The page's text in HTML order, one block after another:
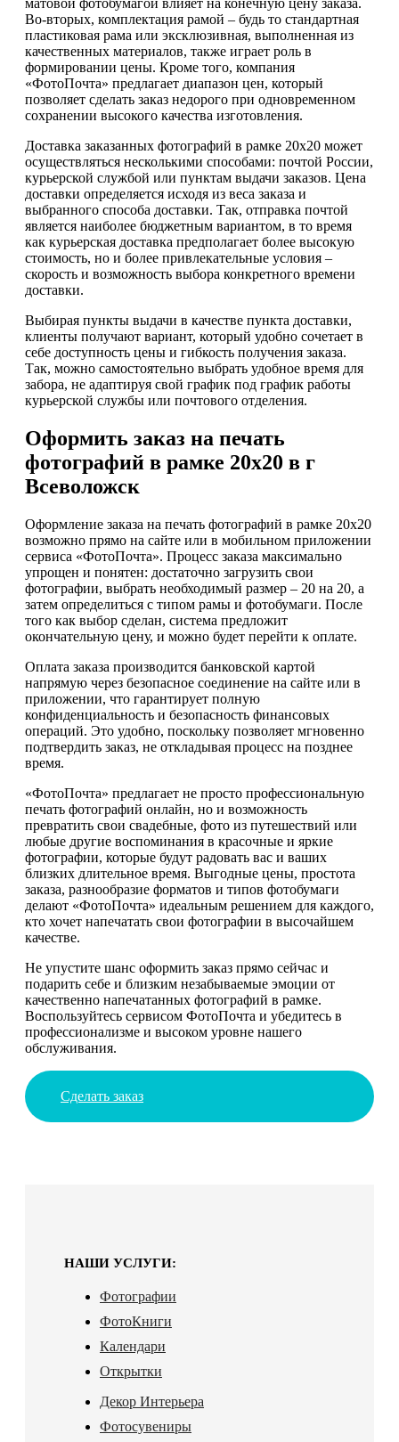
матовой фотобумагой влияет на конечную цену заказа.
Во-вторых, комплектация рамой – будь то стандартная
пластиковая рама или эксклюзивная, выполненная из
качественных материалов, также играет роль в
формировании цены. Кроме того, компания
«ФотоПочта» предлагает диапазон цен, который
позволяет сделать заказ недорого при одновременном
сохранении высокого качества изготовления.
Доставка заказанных фотографий в рамке 20х20 может
осуществляться несколькими способами: почтой России,
курьерской службой или пунктам выдачи заказов. Цена
доставки определяется исходя из веса заказа и
выбранного способа доставки. Так, отправка почтой
является наиболее бюджетным вариантом, в то время
как курьерская доставка предполагает более высокую
стоимость, но и более привлекательные условия –
скорость и возможность выбора конкретного времени
доставки.
Выбирая пункты выдачи в качестве пункта доставки,
клиенты получают вариант, который удобно сочетает в
себе доступность цены и гибкость получения заказа.
Так, можно самостоятельно выбрать удобное время для
забора, не адаптируя свой график под график работы
курьерской службы или почтового отделения.
Оформить заказ на печать
фотографий в рамке 20х20 в г
Всеволожск
Оформление заказа на печать фотографий в рамке 20х20
возможно прямо на сайте или в мобильном приложении
сервиса «ФотоПочта». Процесс заказа максимально
упрощен и понятен: достаточно загрузить свои
фотографии, выбрать необходимый размер – 20 на 20, а
затем определиться с типом рамы и фотобумаги. После
того как выбор сделан, система предложит
окончательную цену, и можно будет перейти к оплате.
Оплата заказа производится банковской картой
напрямую через безопасное соединение на сайте или в
приложении, что гарантирует полную
конфиденциальность и безопасность финансовых
операций. Это удобно, поскольку позволяет мгновенно
подтвердить заказ, не откладывая процесс на позднее
время.
«ФотоПочта» предлагает не просто профессиональную
печать фотографий онлайн, но и возможность
превратить свои свадебные, фото из путешествий или
любые другие воспоминания в красочные и яркие
фотографии, которые будут радовать вас и ваших
близких длительное время. Выгодные цены, простота
заказа, разнообразие форматов и типов фотобумаги
делают «ФотоПочта» идеальным решением для каждого,
кто хочет напечатать свои фотографии в высочайшем
качестве.
Не упустите шанс оформить заказ прямо сейчас и
подарить себе и близким незабываемые эмоции от
качественно напечатанных фотографий в рамке.
Воспользуйтесь сервисом ФотоПочта и убедитесь в
профессионализме и высоком уровне нашего
обслуживания.
Сделать заказ
НАШИ УСЛУГИ:
Фотографии
ФотоКниги
Календари
Открытки
Декор Интерьера
Фотосувениры